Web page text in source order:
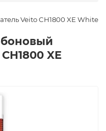
Veito CH1800 XE White
XE